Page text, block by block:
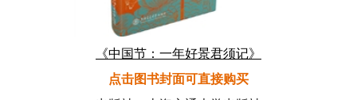
《中国节：一年好景君须记》
点击图书封面可直接购买